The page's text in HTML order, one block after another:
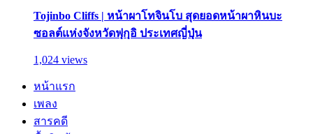
Tojinbo Cliffs | หน้าผาโทจินโบ สุดยอดหน้าผาหินบะ
ซอลต์แห่งจังหวัดฟุกุอิ ประเทศญี่ปุ่น
1,024 views
หน้าแรก
เพลง
สารคดี